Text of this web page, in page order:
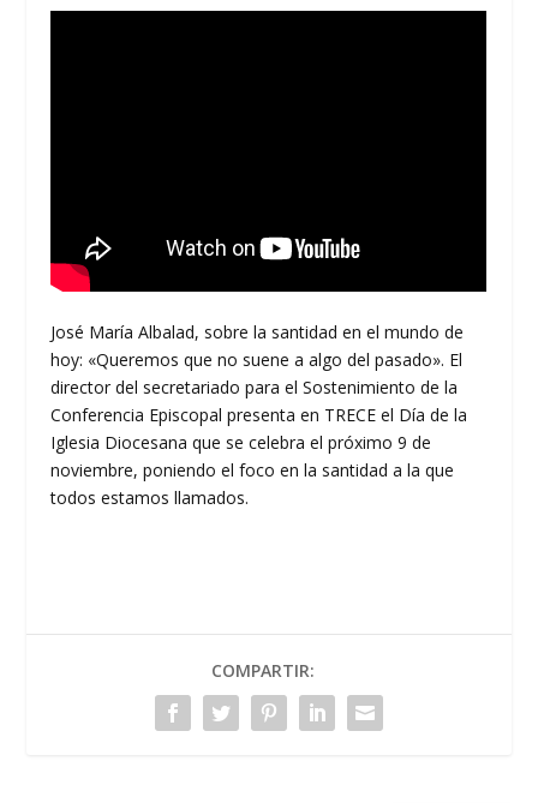
José María Albalad, sobre la santidad en el mundo de
hoy: «Queremos que no suene a algo del pasado». El
director del secretariado para el Sostenimiento de la
Conferencia Episcopal presenta en TRECE el Día de la
Iglesia Diocesana que se celebra el próximo 9 de
noviembre, poniendo el foco en la santidad a la que
todos estamos llamados.
COMPARTIR: